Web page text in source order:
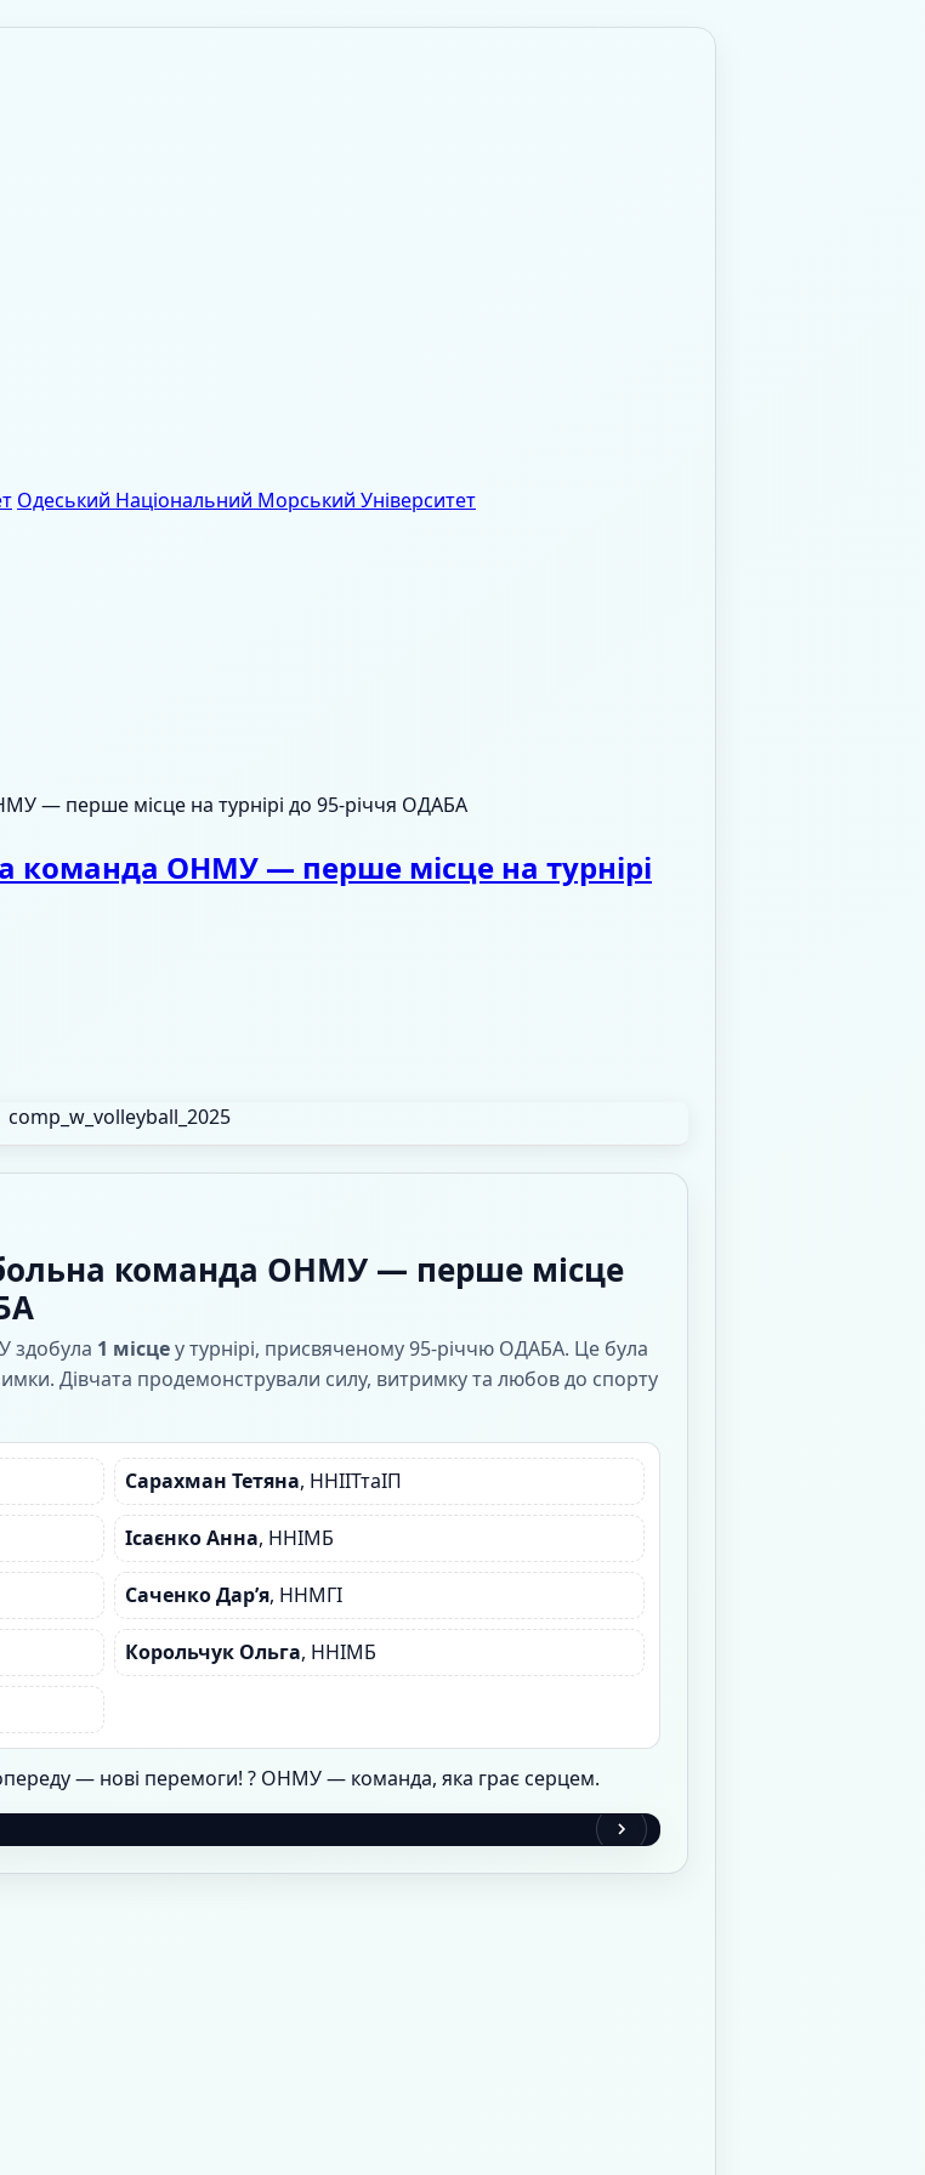
Одеський Національний Морський Університет
— перше місце на турнірі до 95-річчя ОДАБА
команда ОНМУ — перше місце на турнірі
команда ОНМУ — перше місце
здобула 1 місцеу турнірі, присвяченому 95-річчю ОДАБА. Це була
Дівчата продемонстрували силу, витримку та любов до спорту
Сарахман Тетяна, ННІІТтаІП
Ісаєнко Анна, ННІМБ
Саченко Дар’я, ННМГІ
Корольчук Ольга, ННІМБ
— нові перемоги! ? ОНМУ — команда, яка грає серцем.